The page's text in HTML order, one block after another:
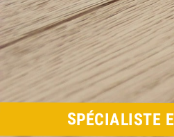
SPÉCIALISTE